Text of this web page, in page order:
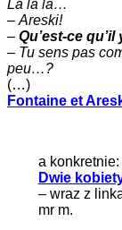
La la la…
– Areski!
– Qu’est-ce
– Tu sens pas
peu…?
(…)
Fontaine et
a
Dwie
– wraz z
mr m.